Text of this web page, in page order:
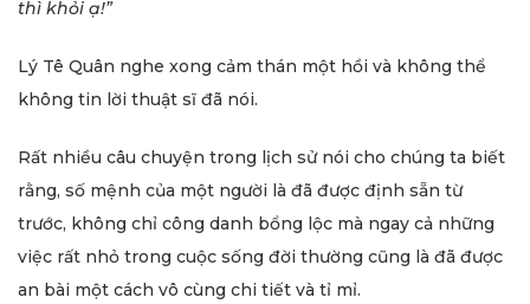
thì khỏi ạ!”
Lý Tê Quân nghe xong cảm thán một hồi và không thể
không tin lời thuật sĩ đã nói.
Rất nhiều câu chuyện trong lịch sử nói cho chúng ta biết
rằng, số mệnh của một người là đã được định sẵn từ
trước, không chỉ công danh bổng lộc mà ngay cả những
việc rất nhỏ trong cuộc sống đời thường cũng là đã được
an bài một cách vô cùng chi tiết và tỉ mỉ.